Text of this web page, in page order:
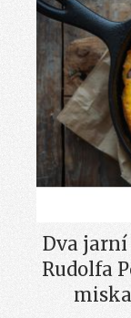
Dva jarní
Rudolfa